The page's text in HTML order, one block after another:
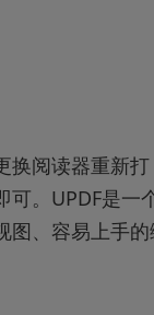
换阅读器重新打
可。UPDF是一
图、容易上手